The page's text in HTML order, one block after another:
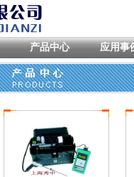
产品中心 应用事